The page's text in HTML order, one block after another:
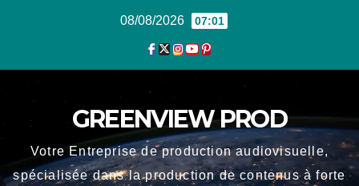
08/08/2026 07:01
GREENVIEW PROD
Votre Entreprise de production audiovisuelle,
spécialisée dans la production de contenus à forte